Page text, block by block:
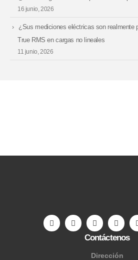
16 junio, 2026
¿Sus mediciones eléctricas son realmente
True RMS en cargas no lineales
11 junio, 2026
Contáctenos
Dirección